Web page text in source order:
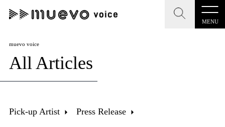
MENU
CLOSE
記事を検索する
CLOSE
muevo media
"読者の声を形にする”音楽特化メディア
muevo voice
All Articles
Pick-up Artist Press Release